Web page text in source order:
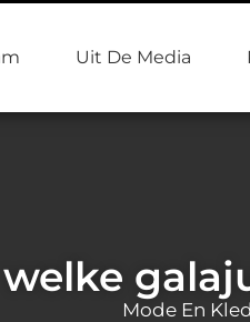
Uit De Media
Mode En